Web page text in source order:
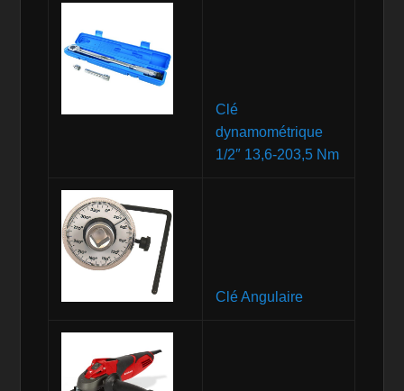
Clé
dynamométrique
1/2″ 13,6-203,5 Nm
Clé Angulaire